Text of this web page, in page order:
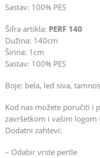
Sastav: 100% PES
Šifra artikla: PERF 140
Dužina: 140cm
Širina: 1cm
Sastav: 100% PES
Boje: bela, led siva,
Kod nas možete poručiti i
završetkom i vašim logom
Dodatni zahtevi:
– Odabir vrste pertle